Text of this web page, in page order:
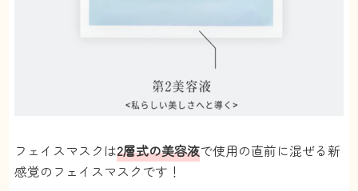
フェイスマスクは2層式の美容液で使用の直前に混ぜる新
感覚のフェイスマスクです！